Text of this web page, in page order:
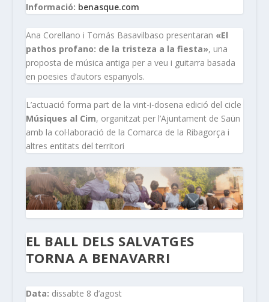
Informació: benasque.com
Ana Corellano i Tomás Basavilbaso presentaran «El
pathos profano: de la tristeza a la fiesta», una
proposta de música antiga per a veu i guitarra basada
en poesies d’autors espanyols.
L’actuació forma part de la vint-i-dosena edició del cicle
Músiques al Cim, organitzat per l’Ajuntament de Saün
amb la col·laboració de la Comarca de la Ribagorça i
altres entitats del territori
EL BALL DELS SALVATGES
TORNA A BENAVARRI
Data: dissabte 8 d’agost